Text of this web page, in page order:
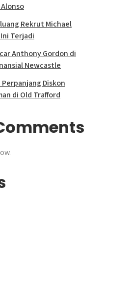
Rekrut Michael
Terjadi
Anthony Gordon di
Newcastle
Diskon
di Old Trafford